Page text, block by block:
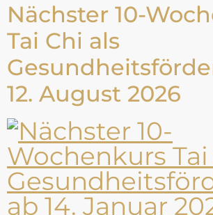
Nächster 10-
Tai Chi als
12. August 2026